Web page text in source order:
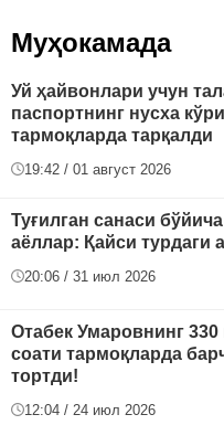
Муҳокамада
Уй ҳайвонлари учун
паспортнинг нусха
тармоқларда тарқалди
19:42 / 01 август 2026
Туғилган санаси
аёллар: Қайси турдаги
20:06 / 31 июл 2026
Отабек Умаровнинг
соати тармоқларда
тортди!
12:04 / 24 июл 2026